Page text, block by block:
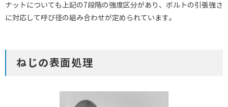
ナットについても上記の7段階の強度区分があり、ボルトの引張強さ
に対応して呼び径の組み合わせが定められています。
ねじの表面処理